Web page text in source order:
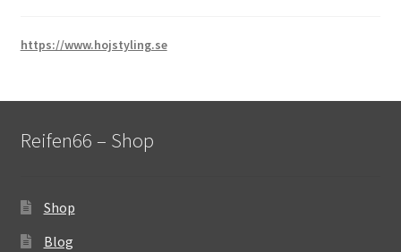
https://www.hojstyling.se
Reifen66 – Shop
Shop
Blog